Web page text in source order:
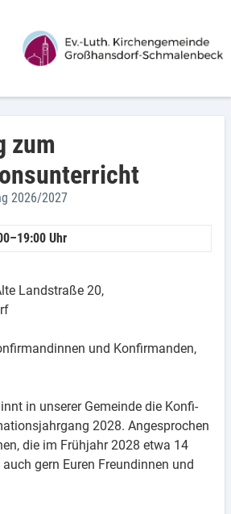
zum
2026/2027
Uhr
Landstraße 20,
und Konfirmanden,
in unserer Gemeinde die Konfi-
2028. Angesprochen
die im Frühjahr 2028 etwa 14
gern Euren Freundinnen und